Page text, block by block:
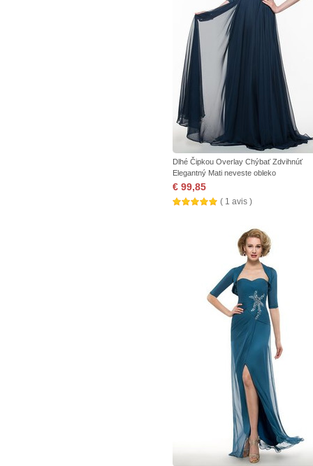
Dlhé Čipkou Overlay Chýbať Zdvihnúť
Elegantný Mati neveste obleko
€ 99,85
( 1 avis )